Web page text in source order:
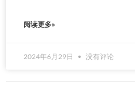
阅读更多»
2024年6月29日 没有评论